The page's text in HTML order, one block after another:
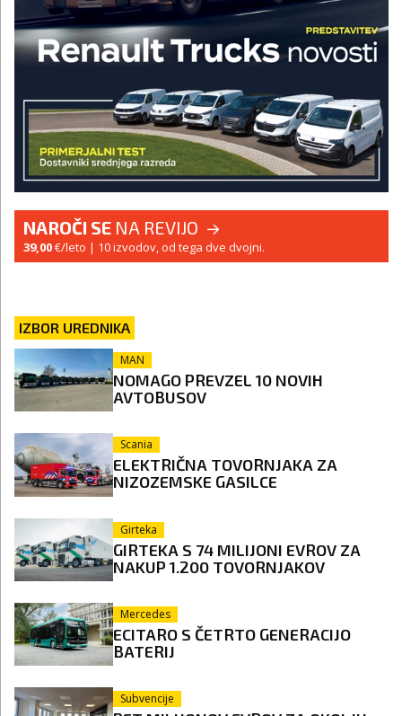
NAROČI SE NA REVIJO
39,00€/leto | 10 izvodov, od tega dve dvojni.
IZBOR UREDNIKA
MAN
NOMAGO PREVZEL 10 NOVIH
AVTOBUSOV
Scania
ELEKTRIČNA TOVORNJAKA ZA
NIZOZEMSKE GASILCE
Girteka
GIRTEKA S 74 MILIJONI EVROV ZA
NAKUP 1.200 TOVORNJAKOV
Mercedes
ECITARO S ČETRTO GENERACIJO
BATERIJ
Subvencije